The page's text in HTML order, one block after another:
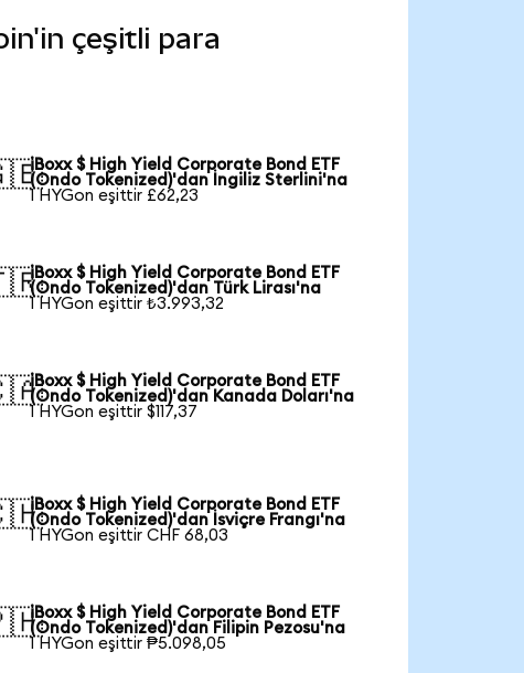
çeşitli para
iBoxx $ High Yield Corporate Bond ETF
(Ondo Tokenized)'dan İngiliz Sterlini'na
1 HYGon eşittir £62,23
iBoxx $ High Yield Corporate Bond ETF
(Ondo Tokenized)'dan Türk Lirası'na
1 HYGon eşittir ₺3.993,32
iBoxx $ High Yield Corporate Bond ETF
(Ondo Tokenized)'dan Kanada Doları'na
1 HYGon eşittir $117,37
iBoxx $ High Yield Corporate Bond ETF
(Ondo Tokenized)'dan İsviçre Frangı'na
1 HYGon eşittir CHF 68,03
iBoxx $ High Yield Corporate Bond ETF
(Ondo Tokenized)'dan Filipin Pezosu'na
1 HYGon eşittir ₱5.098,05